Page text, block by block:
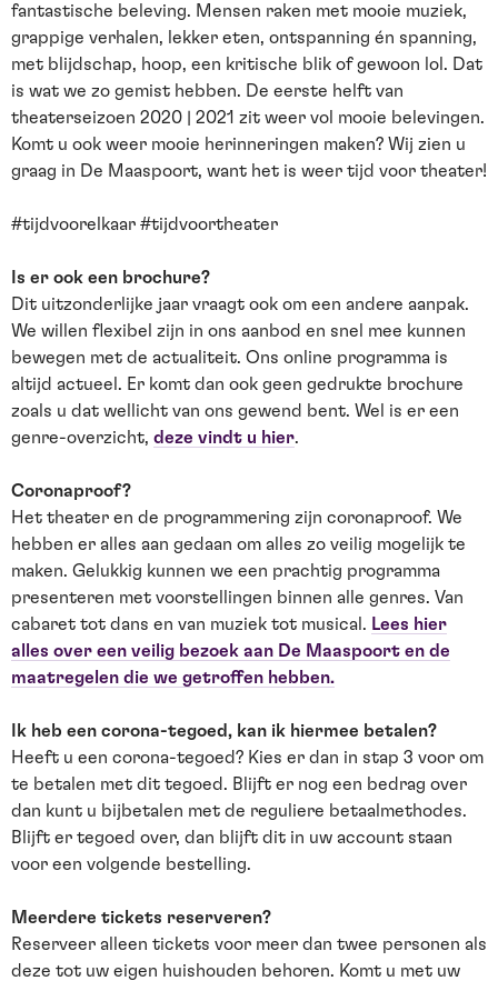
fantastische beleving. Mensen raken met mooie muziek,
grappige verhalen, lekker eten, ontspanning én spanning,
met blijdschap, hoop, een kritische blik of gewoon lol. Dat
is wat we zo gemist hebben. De eerste helft van
theaterseizoen 2020 | 2021 zit weer vol mooie belevingen.
Komt u ook weer mooie herinneringen maken? Wij zien u
graag in De Maaspoort, want het is weer tijd voor theater!
#tijdvoorelkaar #tijdvoortheater
Is er ook een brochure?
Dit uitzonderlijke jaar vraagt ook om een andere aanpak.
We willen flexibel zijn in ons aanbod en snel mee kunnen
bewegen met de actualiteit. Ons online programma is
altijd actueel. Er komt dan ook geen gedrukte brochure
zoals u dat wellicht van ons gewend bent. Wel is er een
genre-overzicht, deze vindt u hier.
Coronaproof?
Het theater en de programmering zijn coronaproof. We
hebben er alles aan gedaan om alles zo veilig mogelijk te
maken. Gelukkig kunnen we een prachtig programma
presenteren met voorstellingen binnen alle genres. Van
cabaret tot dans en van muziek tot musical. Lees hier
alles over een veilig bezoek aan De Maaspoort en de
maatregelen die we getroffen hebben.
Ik heb een corona-tegoed, kan ik hiermee betalen?
Heeft u een corona-tegoed? Kies er dan in stap 3 voor om
te betalen met dit tegoed. Blijft er nog een bedrag over
dan kunt u bijbetalen met de reguliere betaalmethodes.
Blijft er tegoed over, dan blijft dit in uw account staan
voor een volgende bestelling.
Meerdere tickets reserveren?
Reserveer alleen tickets voor meer dan twee personen als
deze tot uw eigen huishouden behoren. Komt u met uw